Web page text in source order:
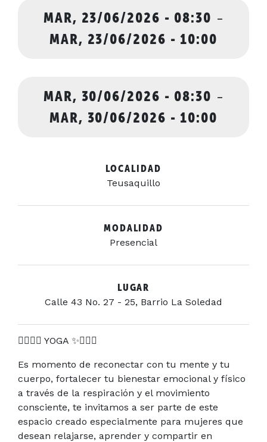
MAR, 23/06/2026 - 08:30 -
MAR, 23/06/2026 - 10:00
MAR, 30/06/2026 - 08:30 -
MAR, 30/06/2026 - 10:00
LOCALIDAD
Teusaquillo
MODALIDAD
Presencial
LUGAR
Calle 43 No. 27 - 25, Barrio La Soledad
🧘🏽‍♀️✨ YOGA ✨🧘🏽‍♀️
Es momento de reconectar con tu mente y tu
cuerpo, fortalecer tu bienestar emocional y físico
a través de la respiración y el movimiento
consciente, te invitamos a ser parte de este
espacio creado especialmente para mujeres que
desean relajarse, aprender y compartir en